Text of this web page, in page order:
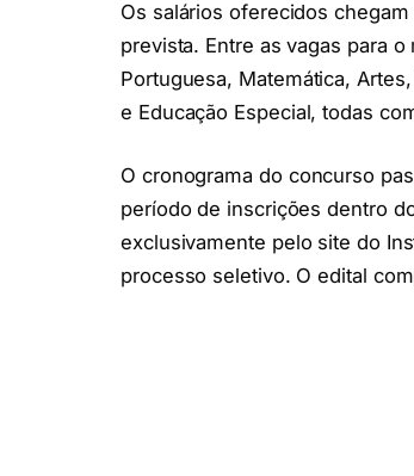
Os salários oferecidos chegam
prevista. Entre as vagas para
Portuguesa, Matemática,
e Educação Especial, todas
O cronograma do concurso
período de inscrições dentro
exclusivamente pelo site do
processo seletivo. O edital